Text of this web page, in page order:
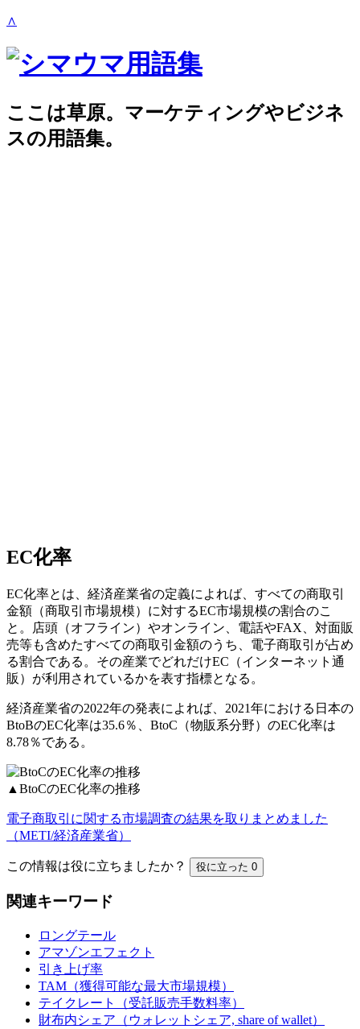
∧
ここは草原。マーケティングやビジネ
スの用語集。
EC化率
EC化率とは、経済産業省の定義によれば、すべての商取引
金額（商取引市場規模）に対するEC市場規模の割合のこ
と。店頭（オフライン）やオンライン、電話やFAX、対面販
売等も含めたすべての商取引金額のうち、電子商取引が占め
る割合である。その産業でどれだけEC（インターネット通
販）が利用されているかを表す指標となる。
経済産業省の2022年の発表によれば、2021年における日本の
BtoBのEC化率は35.6％、BtoC（物販系分野）のEC化率は
8.78％である。
▲BtoCのEC化率の推移
電子商取引に関する市場調査の結果を取りまとめました
（METI/経済産業省）
この情報は役に立ちましたか？ 役に立った 0
関連キーワード
ロングテール
アマゾンエフェクト
引き上げ率
TAM（獲得可能な最大市場規模）
テイクレート（受託販売手数料率）
財布内シェア（ウォレットシェア, share of wallet）